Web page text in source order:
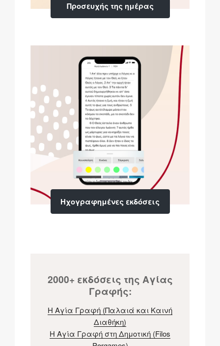
Προσευχής της ημέρας
Ηχογραφημένες εκδόσεις
2000+ εκδόσεις της Αγίας
Γραφής:
Η Αγία Γραφή (Παλαιά και Καινή
Διαθήκη)
H Αγία Γραφή στη Δημοτική (Filos